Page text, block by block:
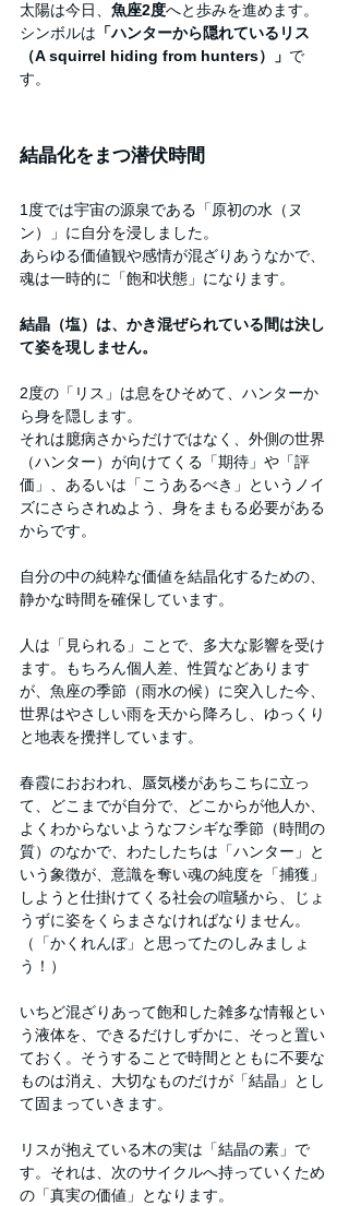
太陽は今日、 魚座2度へと歩みを進めます。
シンボルは 「ハンターから隠れているリス
（A squirrel hiding from hunters）」 で
す。
結晶化をまつ潜伏時間
1度では宇宙の源泉である「原初の水（ヌ
ン）」に自分を浸しました。
あらゆる価値観や感情が混ざりあうなかで、
魂は一時的に「飽和状態」になります。
結晶（塩）は、かき混ぜられている間は決し
て姿を現しません。
2度の「リス」は息をひそめて、ハンターか
ら身を隠します。
それは臆病さからだけではなく、外側の世界
（ハンター）が向けてくる「期待」や「評
価」、あるいは「こうあるべき」というノイ
ズにさらされぬよう、身をまもる必要がある
からです。
自分の中の純粋な価値を結晶化するための、
静かな時間を確保しています。
人は「見られる」ことで、多大な影響を受け
ます。もちろん個人差、性質などあります
が、魚座の季節（雨水の候）に突入した今、
世界はやさしい雨を天から降ろし、ゆっくり
と地表を攪拌しています。
春霞におおわれ、蜃気楼があちこちに立っ
て、どこまでが自分で、どこからが他人か、
よくわからないようなフシギな季節（時間の
質）のなかで、わたしたちは「ハンター」と
いう象徴が、意識を奪い魂の純度を「捕獲」
しようと仕掛けてくる社会の喧騒から、じょ
うずに姿をくらまさなければなりません。
（「かくれんぼ」と思ってたのしみましょ
う！）
いちど混ざりあって飽和した雑多な情報とい
う液体を、できるだけしずかに、そっと置い
ておく。そうすることで時間とともに不要な
ものは消え、大切なものだけが「結晶」とし
て固まっていきます。
リスが抱えている木の実は「結晶の素」で
す。それは、次のサイクルへ持っていくため
の「真実の価値」となります。